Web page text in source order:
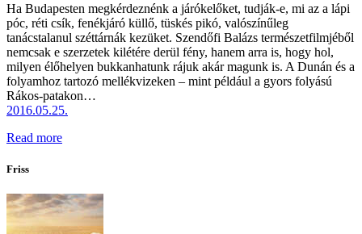
Ha Budapesten megkérdeznénk a járókelőket, tudják-e, mi az a lápi
póc, réti csík, fenékjáró küllő, tüskés pikó, valószínűleg
tanácstalanul széttárnák kezüket. Szendőfi Balázs természetfilmjéből
nemcsak e szerzetek kilétére derül fény, hanem arra is, hogy hol,
milyen élőhelyen bukkanhatunk rájuk akár magunk is. A Dunán és a
folyamhoz tartozó mellékvizeken – mint például a gyors folyású
Rákos-patakon…
2016.05.25.
Read more
Friss